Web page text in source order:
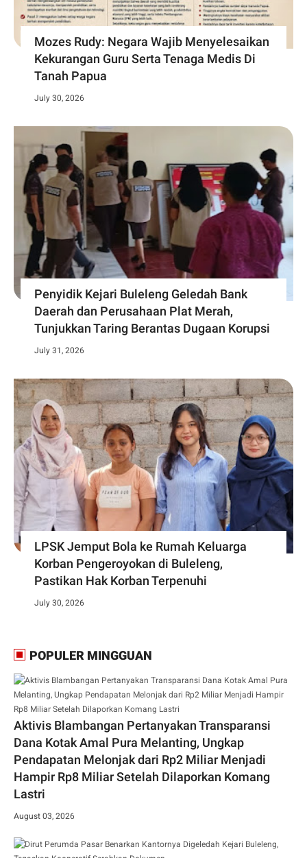
Mozes Rudy: Negara Wajib Menyelesaikan
Kekurangan Guru Serta Tenaga Medis Di
Tanah Papua
July 30, 2026
Penyidik Kejari Buleleng Geledah Bank
Daerah dan Perusahaan Plat Merah,
Tunjukkan Taring Berantas Dugaan Korupsi
July 31, 2026
LPSK Jemput Bola ke Rumah Keluarga
Korban Pengeroyokan di Buleleng,
Pastikan Hak Korban Terpenuhi
July 30, 2026
POPULER MINGGUAN
Aktivis Blambangan Pertanyakan Transparansi
Dana Kotak Amal Pura Melanting, Ungkap
Pendapatan Melonjak dari Rp2 Miliar Menjadi
Hampir Rp8 Miliar Setelah Dilaporkan Komang
Lastri
August 03, 2026